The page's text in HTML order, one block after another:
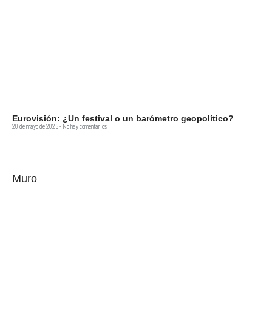
Eurovisión: ¿Un festival o un barómetro geopolítico?
20 de mayo de 2025 No hay comentarios
Muro